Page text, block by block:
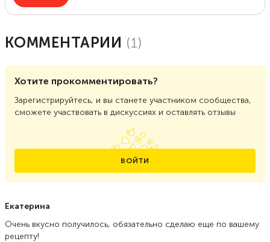
КОММЕНТАРИИ (1)
Хотите прокомментировать?
Зарегистрируйтесь, и вы станете участником сообщества,
сможете участвовать в дискуссиях и оставлять отзывы
ВОЙТИ
Екатерина
Очень вкусно получилось, обязательно сделаю еще по вашему
рецепту!